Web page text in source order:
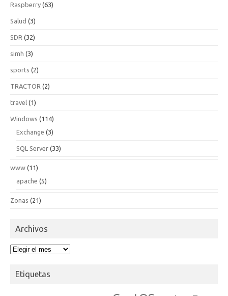
Raspberry (63)
Salud (3)
SDR (32)
simh (3)
sports (2)
TRACTOR (2)
travel (1)
Windows (114)
Exchange (3)
SQL Server (33)
www (11)
apache (5)
Zonas (21)
Archivos
Archivos
Etiquetas